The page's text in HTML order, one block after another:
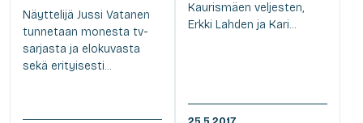
Näyttelijä Jussi Vatanen
tunnetaan monesta tv-
sarjasta ja elokuvasta
sekä erityisesti...
Kaurismäen veljesten,
Erkki Lahden ja Kari...